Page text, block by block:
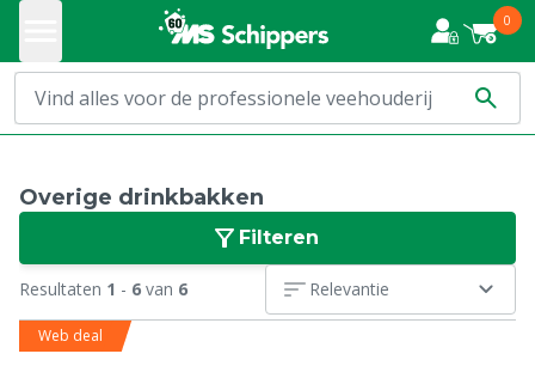
0
Overige drinkbakken
Filteren
Resultaten 1 - 6 van 6 Relevantie
Web deal